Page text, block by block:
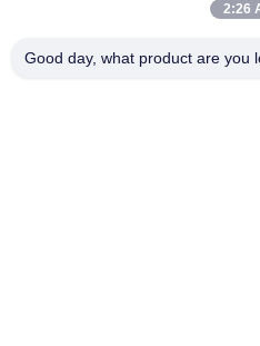
Bauernhofstraktor Gewebte
2:26
Good day, what product are you